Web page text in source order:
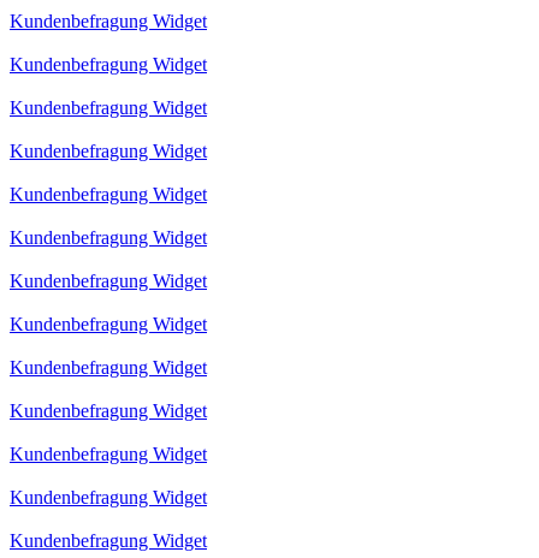
Kundenbefragung Widget
Kundenbefragung Widget
Kundenbefragung Widget
Kundenbefragung Widget
Kundenbefragung Widget
Kundenbefragung Widget
Kundenbefragung Widget
Kundenbefragung Widget
Kundenbefragung Widget
Kundenbefragung Widget
Kundenbefragung Widget
Kundenbefragung Widget
Kundenbefragung Widget